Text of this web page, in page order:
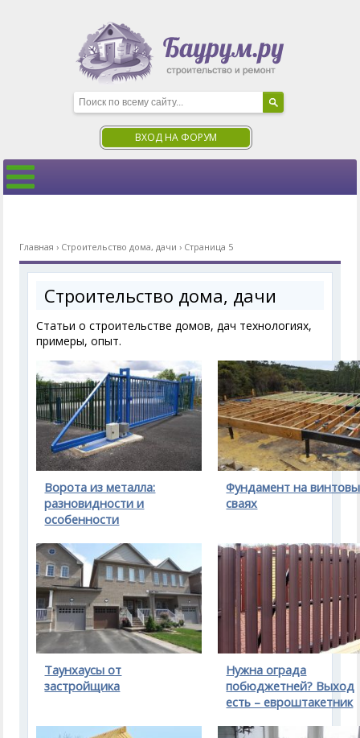
ВХОД НА ФОРУМ
Главная › Строительство дома, дачи › Страница 5
Строительство дома, дачи
Статьи о строительстве домов, дач технологиях,
примеры, опыт.
Ворота из металла:
разновидности и
особенности
Фундамент на
сваях
Таунхаусы от
застройщика
Нужна ограда
побюджетней? Выход
есть – евроштакетник